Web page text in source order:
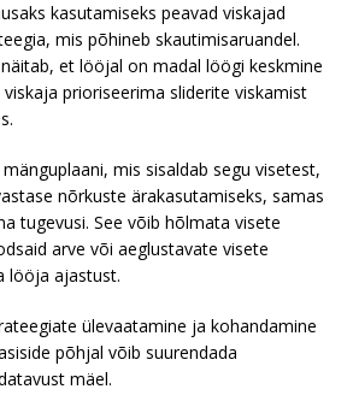
kasutamiseks peavad viskajad
mis põhineb skautimisaruandel.
et lööjal on madal löögi keskmine
prioriseerima sliderite viskamist
mis sisaldab segu visetest,
nõrkuste ärakasutamiseks, samas
tugevusi. See võib hõlmata visete
arve või aeglustavate visete
lööja ajastust.
ülevaatamine ja kohandamine
põhjal võib suurendada
mäel.